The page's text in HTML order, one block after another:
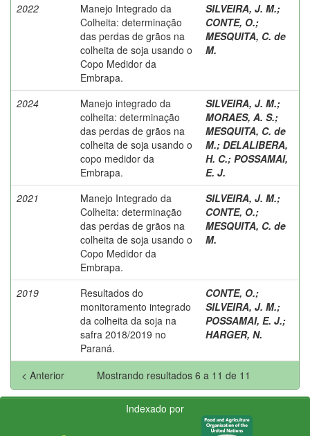
2022
Manejo Integrado da
Colheita: determinação
das perdas de grãos na
colheita de soja usando o
Copo Medidor da
Embrapa.
SILVEIRA, J. M.;
CONTE, O.;
MESQUITA, C. de
M.
2024
Manejo integrado da
colheita: determinação
das perdas de grãos na
colheita de soja usando o
copo medidor da
Embrapa.
SILVEIRA, J. M.;
MORAES, A. S.;
MESQUITA, C. de
M.; DELALIBERA,
H. C.; POSSAMAI,
E. J.
2021
Manejo Integrado da
Colheita: determinação
das perdas de grãos na
colheita de soja usando o
Copo Medidor da
Embrapa.
SILVEIRA, J. M.;
CONTE, O.;
MESQUITA, C. de
M.
2019
Resultados do
monitoramento integrado
da colheita da soja na
safra 2018/2019 no
Paraná.
CONTE, O.;
SILVEIRA, J. M.;
POSSAMAI, E. J.;
HARGER, N.
Mostrando resultados 6 a 11 de 11
< Anterior
Indexado por